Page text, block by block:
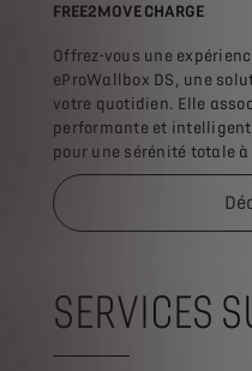
FREE2MOVE CHARGE
Offrez-vous une
eProWallbox DS, une
votre quotidien. Elle
performante et
pour une sérénité totale
SERVICES